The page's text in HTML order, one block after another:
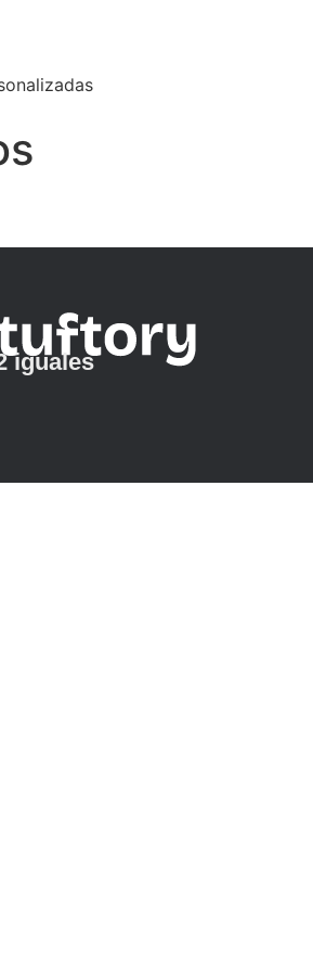
iguales